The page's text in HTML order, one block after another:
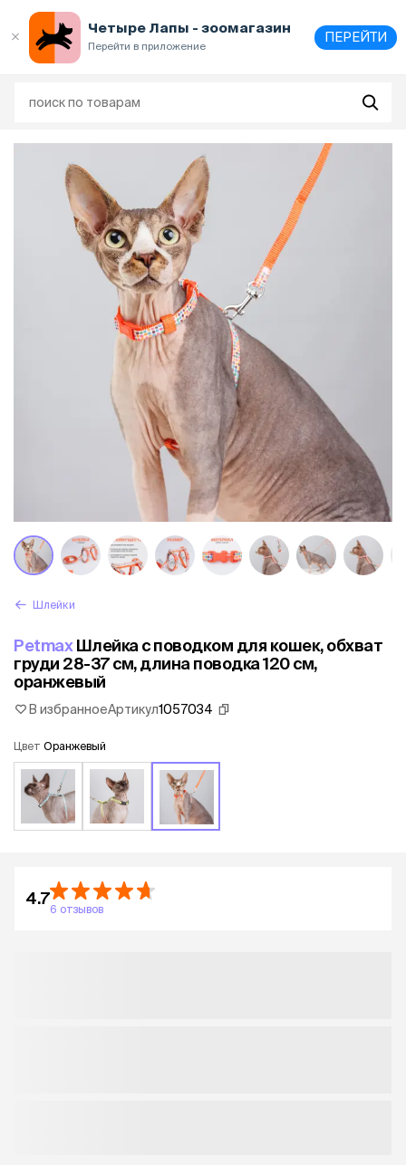
Четыре Лапы - зоомагазин
Перейти в приложение
ПЕРЕЙТИ
Шлейки
PetmaxШлейка с поводком для кошек, обхват
груди 28-37 см, длина поводка 120 см,
оранжевый
В избранноеАртикул1057034
Цвет Оранжевый
4.7
6 отзывов